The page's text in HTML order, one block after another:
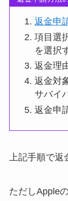
返金申
項目選
を選択
返金理
返金対
サバイ
返金申
上記手順で
ただしApple